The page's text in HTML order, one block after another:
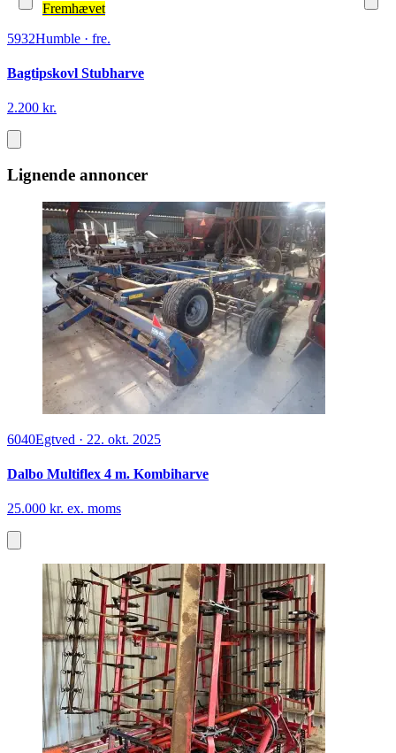
Fremhævet
5932Humble · fre.
Bagtipskovl Stubharve
2.200 kr.
Lignende annoncer
6040Egtved · 22. okt. 2025
Dalbo Multiflex 4 m. Kombiharve
25.000 kr. ex. moms